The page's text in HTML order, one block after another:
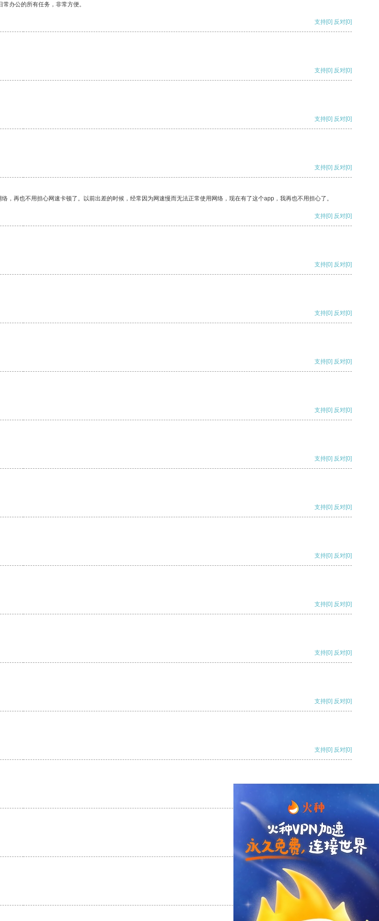
办公的所有任务，非常方便。
支持[0] 反对[0]
支持[0] 反对[0]
支持[0] 反对[0]
支持[0] 反对[0]
再也不用担心网速卡顿了。以前出差的时候，经常因为网速慢而无法正常使用网络，现在有了这个app，我再也不用担心了。
支持[0] 反对[0]
支持[0] 反对[0]
支持[0] 反对[0]
支持[0] 反对[0]
支持[0] 反对[0]
支持[0] 反对[0]
支持[0] 反对[0]
支持[0] 反对[0]
支持[0] 反对[0]
支持[0] 反对[0]
支持[0] 反对[0]
支持[0] 反对[0]
支持 [0] 反对[0]
支持[0] 反对